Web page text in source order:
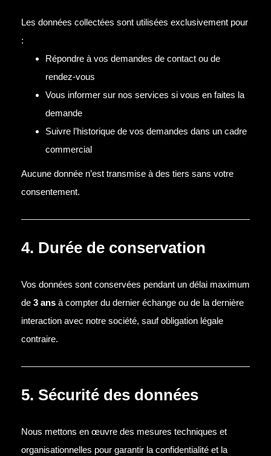
Les données collectées sont utilisées exclusivement pour
:
Répondre à vos demandes de contact ou de
rendez-vous
Vous informer sur nos services si vous en faites la
demande
Suivre l’historique de vos demandes dans un cadre
commercial
Aucune donnée n’est transmise à des tiers sans votre
consentement.
4. Durée de conservation
Vos données sont conservées pendant un délai maximum
de 3 ans à compter du dernier échange ou de la dernière
interaction avec notre société, sauf obligation légale
contraire.
5. Sécurité des données
Nous mettons en œuvre des mesures techniques et
organisationnelles pour garantir la confidentialité et la